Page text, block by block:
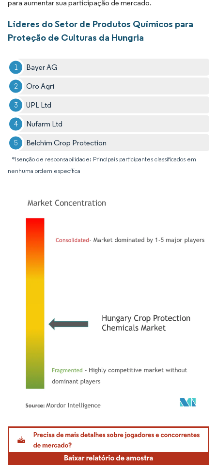
para aumentar sua participação de mercado.
Líderes do Setor de Produtos Químicos para
Proteção de Culturas da Hungria
Bayer AG
Oro Agri
UPL Ltd
Nufarm Ltd
Belchim Crop Protection
*Isenção de responsabilidade: Principais participantes classificados em
nenhuma ordem específica
Imagem © Mordor Intelligence. O reuso requer atribuição conforme CC BY 4.0.